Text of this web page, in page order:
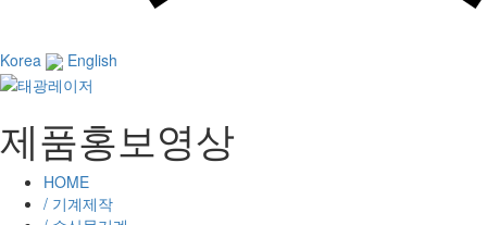
Korea English
제품홍보영상
HOME
/ 기계제작